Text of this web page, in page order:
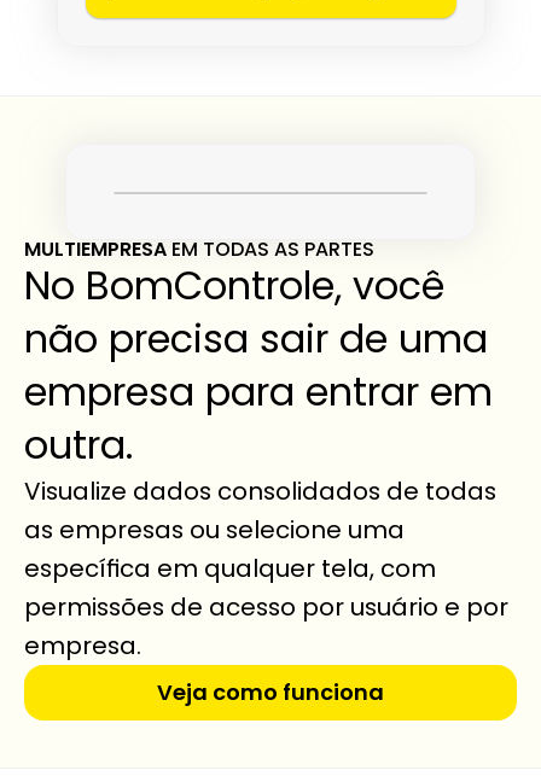
MULTIEMPRESA EM TODAS AS PARTES
No BomControle, você
não precisa sair de uma
empresa para entrar em
outra.
Visualize dados consolidados de todas
as empresas ou selecione uma
específica em qualquer tela, com
permissões de acesso por usuário e por
empresa.
Veja como funciona